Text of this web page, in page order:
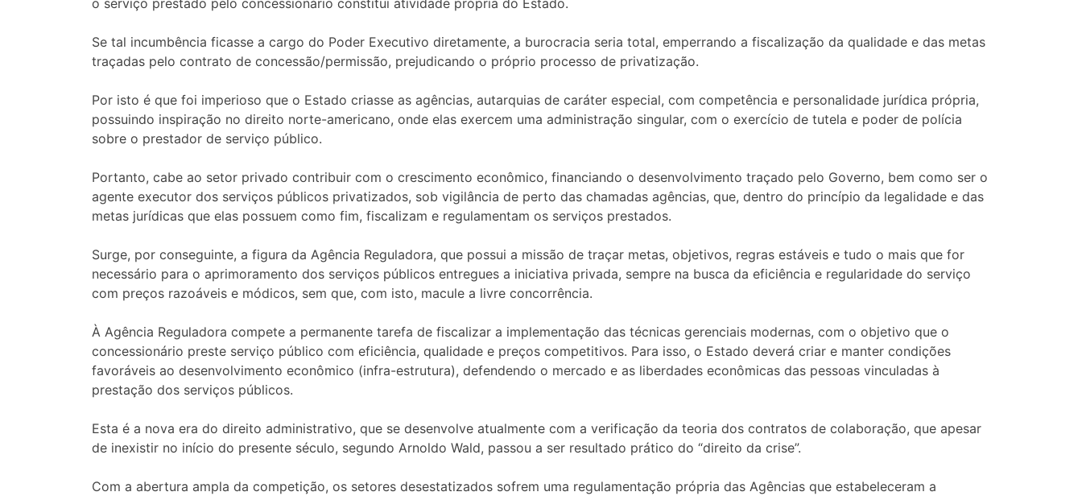
o serviço prestado pelo concessionário constitui atividade própria do Estado.
Se tal incumbência ficasse a cargo do Poder Executivo diretamente, a burocracia seria total, emperrando a fiscalização da qualidade e das metas
traçadas pelo contrato de concessão/permissão, prejudicando o próprio processo de privatização.
Por isto é que foi imperioso que o Estado criasse as agências, autarquias de caráter especial, com competência e personalidade jurídica própria,
possuindo inspiração no direito norte-americano, onde elas exercem uma administração singular, com o exercício de tutela e poder de polícia
sobre o prestador de serviço público.
Portanto, cabe ao setor privado contribuir com o crescimento econômico, financiando o desenvolvimento traçado pelo Governo, bem como ser o
agente executor dos serviços públicos privatizados, sob vigilância de perto das chamadas agências, que, dentro do princípio da legalidade e das
metas jurídicas que elas possuem como fim, fiscalizam e regulamentam os serviços prestados.
Surge, por conseguinte, a figura da Agência Reguladora, que possui a missão de traçar metas, objetivos, regras estáveis e tudo o mais que for
necessário para o aprimoramento dos serviços públicos entregues a iniciativa privada, sempre na busca da eficiência e regularidade do serviço
com preços razoáveis e módicos, sem que, com isto, macule a livre concorrência.
À Agência Reguladora compete a permanente tarefa de fiscalizar a implementação das técnicas gerenciais modernas, com o objetivo que o
concessionário preste serviço público com eficiência, qualidade e preços competitivos. Para isso, o Estado deverá criar e manter condições
favoráveis ao desenvolvimento econômico (infra-estrutura), defendendo o mercado e as liberdades econômicas das pessoas vinculadas à
prestação dos serviços públicos.
Esta é a nova era do direito administrativo, que se desenvolve atualmente com a verificação da teoria dos contratos de colaboração, que apesar
de inexistir no início do presente século, segundo Arnoldo Wald, passou a ser resultado prático do “direito da crise”.
Com a abertura ampla da competição, os setores desestatizados sofrem uma regulamentação própria das Agências que estabeleceram a